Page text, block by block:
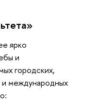
ярко
и
городских,
и международных